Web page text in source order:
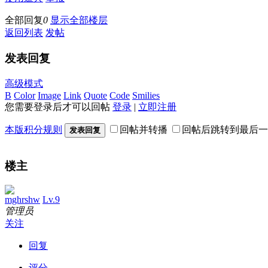
全部回复0 显示全部楼层
返回列表 发帖
发表回复
高级模式
B Color Image Link Quote Code Smilies
您需要登录后才可以回帖 登录 | 立即注册
本版积分规则 发表回复 回帖并转播 回帖后跳转到最后
楼主
mghrshw Lv.9
管理员
关注
回复